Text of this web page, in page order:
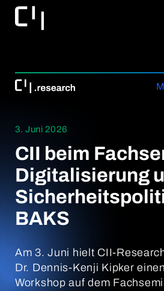
3. Juni 2026
CII beim
Digitalisierung
BAKS
Am 3. Juni hielt CII-
Dr. Dennis-Kenji Kipker
Workshop auf dem